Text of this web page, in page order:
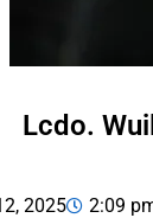
Lcdo.
2025 2:09